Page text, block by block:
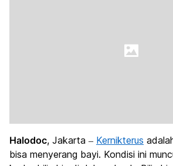
Halodoc, Jakarta – Kernikterus
bisa menyerang bayi. Kondisi ini